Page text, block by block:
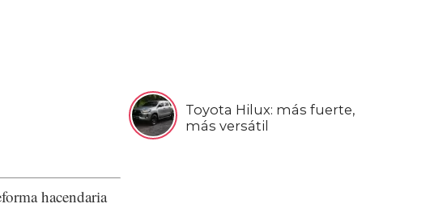
Toyota Hilux: más fuerte,
más versátil
hacendaria